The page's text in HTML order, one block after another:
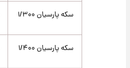
سکه پارسیان ۱/۳۰۰
سکه پارسیان ۱/۴۰۰